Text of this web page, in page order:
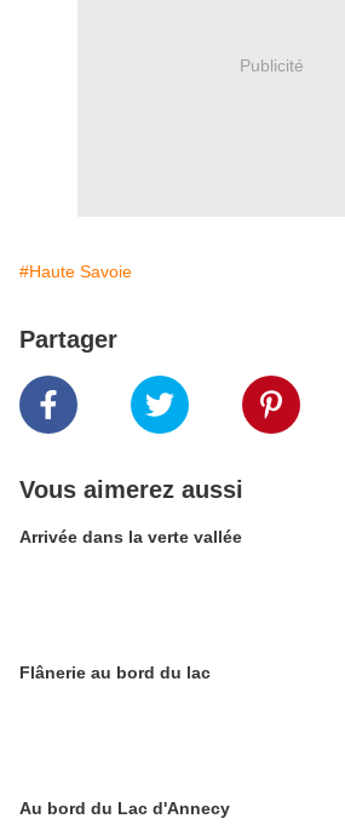
Publicité
#Haute Savoie
Partager
Vous aimerez aussi
Arrivée dans la verte vallée
Flânerie au bord du lac
Au bord du Lac d'Annecy